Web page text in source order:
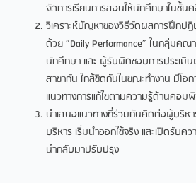
จัดการเรียนการสอนให้นักศึกษาในชั้น
วิเคราะห์ปัญหาของวิธีวัดผลการฝึกป
ด้วย “Daily Performance” ในกลุ่มค
นักศึกษา และ ผู้รับผิดชอบการประเมิ
สาขากัน ใกล้ชิดกันในขณะทำงาน มีโอ
แนวทางการแก้ไขตามความรู้ด้านคอม
นำเสนอแนวทางที่ร่วมกันคิดต่อผู้บริห
บริหาร เริ่มนำออกใช้จริง และเปิดรับค
นำกลับมาปรับปรุง